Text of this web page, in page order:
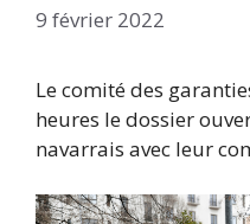
9 février 2022
Le comité des
heures le dossier
navarrais avec leur